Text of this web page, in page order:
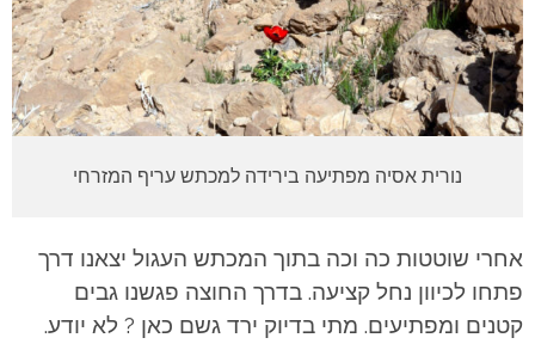
נורית אסיה מפתיעה בירידה למכתש עריף המזרחי
אחרי שוטטות כה וכה בתוך המכתש העגול יצאנו דרך
פתחו לכיוון נחל קציעה. בדרך החוצה פגשנו גבים
קטנים ומפתיעים. מתי בדיוק ירד גשם כאן ? לא יודע.